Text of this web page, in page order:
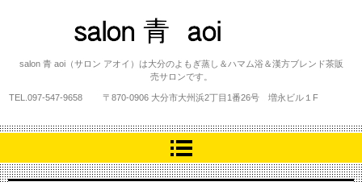
salon 青 aoi
salon 青 aoi（サロン アオイ）は大分のよもぎ蒸し＆ハマム浴＆漢方ブレンド茶販
売サロンです。
TEL. 097-547-9658 〒870-0906 大分市大州浜2丁目1番26号 増永ビル１F